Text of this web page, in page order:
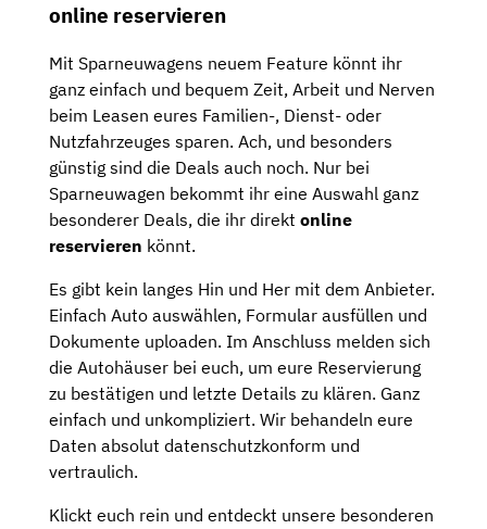
online reservieren
Mit Sparneuwagens neuem Feature könnt ihr
ganz einfach und bequem Zeit, Arbeit und Nerven
beim Leasen eures Familien-, Dienst- oder
Nutzfahrzeuges sparen. Ach, und besonders
günstig sind die Deals auch noch. Nur bei
Sparneuwagen bekommt ihr eine Auswahl ganz
besonderer Deals, die ihr direkt online
reservieren könnt.
Es gibt kein langes Hin und Her mit dem Anbieter.
Einfach Auto auswählen, Formular ausfüllen und
Dokumente uploaden. Im Anschluss melden sich
die Autohäuser bei euch, um eure Reservierung
zu bestätigen und letzte Details zu klären. Ganz
einfach und unkompliziert. Wir behandeln eure
Daten absolut datenschutzkonform und
vertraulich.
Klickt euch rein und entdeckt unsere besonderen